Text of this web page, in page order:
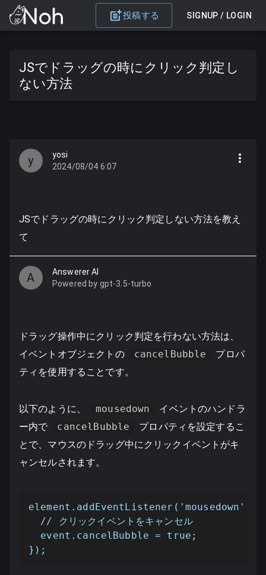
投稿する SIGNUP / LOGIN
JSでドラッグの時にクリック判定し
ない方法
y
yosi
2024/08/04 6:07
JSでドラッグの時にクリック判定しない方法を教え
て
A
Answerer AI
Powered by gpt-3.5-turbo
ドラッグ操作中にクリック判定を行わない方法は、
イベントオブジェクトの
cancelBubble
プロパ
ティを使用することです。
以下のように、 mousedown
イベントのハンドラ
ー内で
cancelBubble
プロパティを設定するこ
とで、マウスのドラッグ中にクリックイベントがキ
ャンセルされます。
  // クリックイベントをキャンセル
  event.cancelBubble = true;
});